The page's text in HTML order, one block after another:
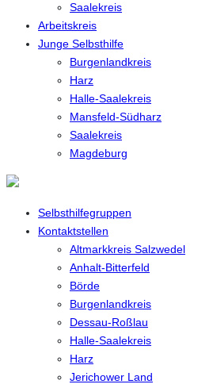
Saalekreis
Arbeitskreis
Junge Selbsthilfe
Burgenlandkreis
Harz
Halle-Saalekreis
Mansfeld-Südharz
Saalekreis
Magdeburg
Selbsthilfegruppen
Kontaktstellen
Altmarkkreis Salzwedel
Anhalt-Bitterfeld
Börde
Burgenlandkreis
Dessau-Roßlau
Halle-Saalekreis
Harz
Jerichower Land